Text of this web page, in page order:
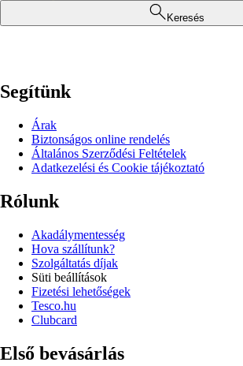
Keresés
Segítünk
Árak
Biztonságos online rendelés
Általános Szerződési Feltételek
Adatkezelési és Cookie tájékoztató
Rólunk
Akadálymentesség
Hova szállítunk?
Szolgáltatás díjak
Süti beállítások
Fizetési lehetőségek
Tesco.hu
Clubcard
Első bevásárlás